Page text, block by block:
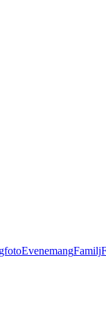
EvenemangFamilj